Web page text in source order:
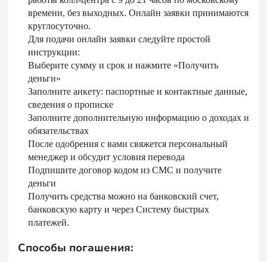
времени, без выходных. Онлайн заявки принимаются
круглосуточно.
Для подачи онлайн заявки следуйте простой
инструкции:
Выберите сумму и срок и нажмите «Получить
деньги»
Заполните анкету: паспортные и контактные данные,
сведения о прописке
Заполните дополнительную информацию о доходах и
обязательствах
После одобрения с вами свяжется персональный
менеджер и обсудит условия перевода
Подпишите договор кодом из СМС и получите
деньги
Получить средства можно на банковский счет,
банковскую карту и через Систему быстрых
платежей.
Способы погашения: